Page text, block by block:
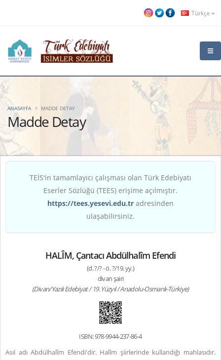
Türkçe
Madde Detay
ANASAYFA MADDE DETAY
TEİS'in tamamlayıcı çalışması olan Türk Edebiyatı
Eserler Sözlüğü (TEES) erişime açılmıştır.
https://tees.yesevi.edu.tr adresinden
ulaşabilirsiniz.
HALÎM, Çantacı Abdülhalîm Efendi
(d. ?/? - ö. ?/19. yy.)
divan şairi
(Divan/Yazılı Edebiyat / 19. Yüzyıl / Anadolu-Osmanlı-Türkiye)
ISBN: 978-9944-237-86-4
Asıl adı Abdülhalîm Efendi'dir. Halîm şiirlerinde kullandığı mahlasıdır.